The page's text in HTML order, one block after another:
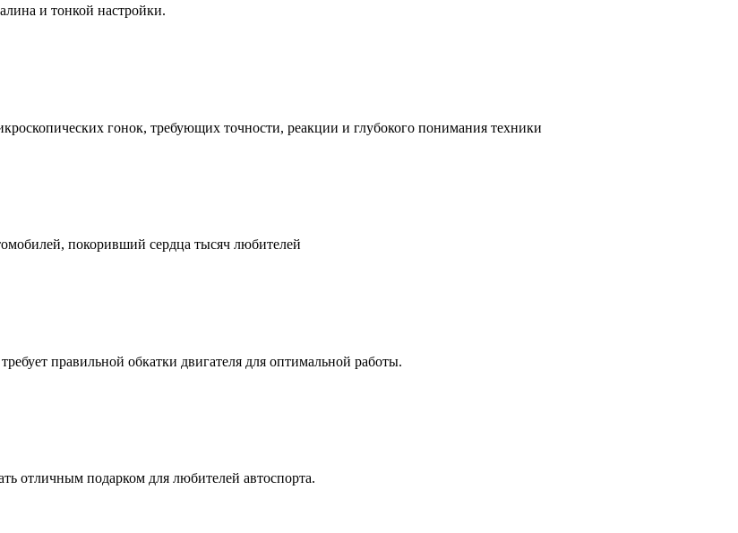
и тонкой настройки.
гонок, требующих точности, реакции и глубокого понимания техники
покоривший сердца тысяч любителей
правильной обкатки двигателя для оптимальной работы.
отличным подарком для любителей автоспорта.